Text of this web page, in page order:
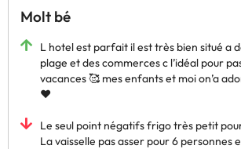
Molt bé
L hotel est parfait il est très bien situé a
plage et des commerces c l’idéal pour
vacances 🥰 mes enfants et moi on’a
❤️
Le seul point négatifs frigo très petit
La vaisselle pas asser pour 6 personnes